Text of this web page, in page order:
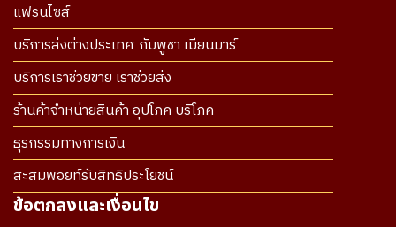
แฟรนไซส์
บริการส่งต่างประเทศ กัมพูชา เมียนมาร์
บริการเราช่วยขาย เราช่วยส่ง
ร้านค้าจำหน่ายสินค้า อุปโภค บริโภค
ธุรกรรมทางการเงิน
สะสมพอยท์รับสิทธิประโยชน์
ข้อตกลงและเงื่อนไข